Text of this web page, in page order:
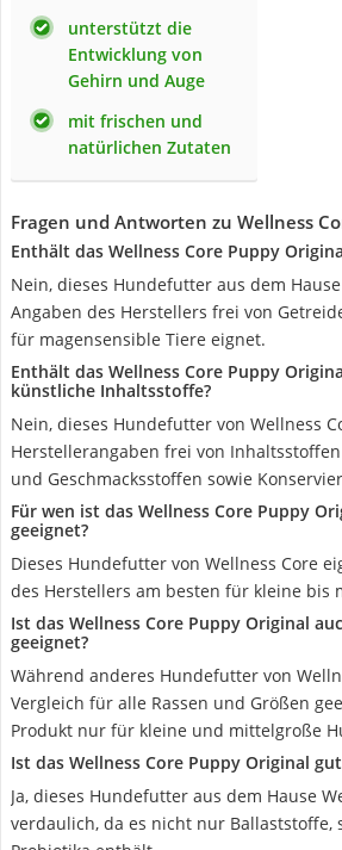
unterstützt die
Entwicklung von
Gehirn und Auge
mit frischen und
natürlichen Zutaten
Fragen und Antworten zu Wellness
Enthält das Wellness Core Puppy
Nein, dieses Hundefutter aus dem
Angaben des Herstellers frei von
für magensensible Tiere eignet.
Enthält das Wellness Core Puppy
künstliche Inhaltsstoffe?
Nein, dieses Hundefutter von Wellness
Herstellerangaben frei von
und Geschmacksstoffen sowie
Für wen ist das Wellness Core Puppy
geeignet?
Dieses Hundefutter von Wellness Core
des Herstellers am besten für kleine bis
Ist das Wellness Core Puppy Original
geeignet?
Während anderes Hundefutter von
Vergleich für alle Rassen und Größen
Produkt nur für kleine und mittelgroße
Ist das Wellness Core Puppy Original
Ja, dieses Hundefutter aus dem Hause
verdaulich, da es nicht nur Ballaststoffe,